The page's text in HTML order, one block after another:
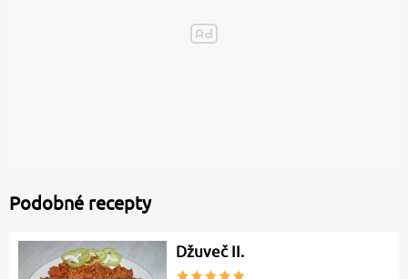
Podobné recepty
Džuveč II.